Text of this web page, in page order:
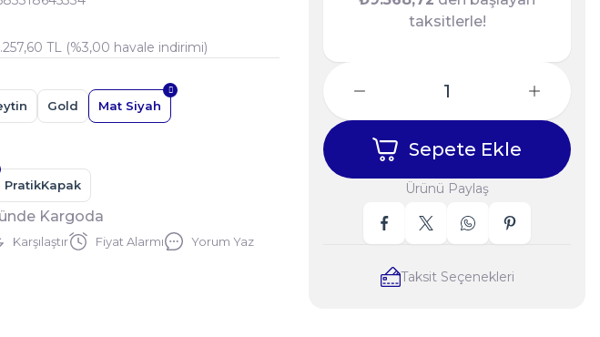
TL (%3,00 havale indirimi)
Gold Mat Siyah
PratikKapak
Kargoda
Karşılaştır Fiyat Alarmı Yorum Yaz
taksitlerle!
Sepete Ekle
Ürünü Paylaş
Taksit Seçenekleri